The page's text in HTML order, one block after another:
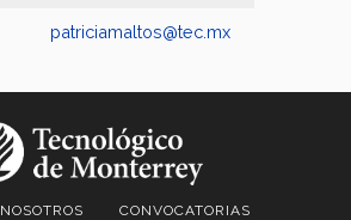
patriciamaltos@tec.mx
NOSOTROS CONVOCATORIAS